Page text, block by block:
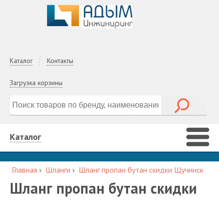
Каталог Контакты
Загрузка корзины
Каталог
Главная › Шланги › Шланг пропан бутан скидки Щучинск
Шланг пропан бутан скидки